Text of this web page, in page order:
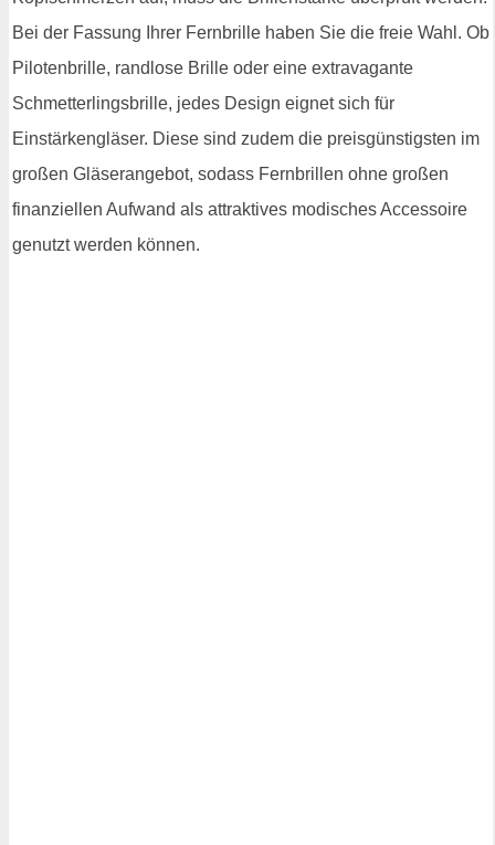
Bei der Fassung Ihrer Fernbrille haben Sie die freie Wahl. Ob
Pilotenbrille, randlose Brille oder eine extravagante
Schmetterlingsbrille, jedes Design eignet sich für
Einstärkengläser. Diese sind zudem die preisgünstigsten im
großen Gläserangebot, sodass Fernbrillen ohne großen
finanziellen Aufwand als attraktives modisches Accessoire
genutzt werden können.